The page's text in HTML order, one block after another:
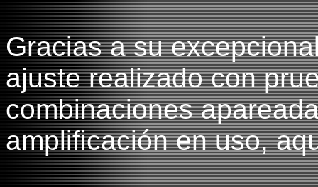
Gracias a su
ajuste realizado con
combinaciones
amplificación en uso,